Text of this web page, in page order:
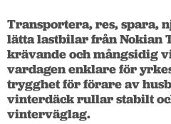
Transportera, res, spara,
lätta lastbilar från Nokian
krävande och mångsidig
vardagen enklare för
trygghet för förare av
vinterdäck rullar stabilt
vinterväglag.